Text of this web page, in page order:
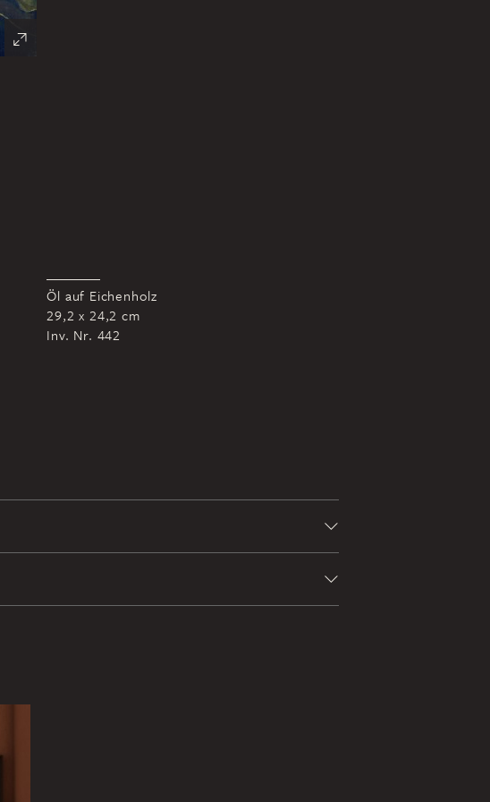
Öl auf Eichenholz
29,2 x 24,2 cm
Inv. Nr. 442